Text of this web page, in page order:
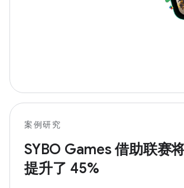
案例研究
SYBO Games 借助联赛
提升了 45%